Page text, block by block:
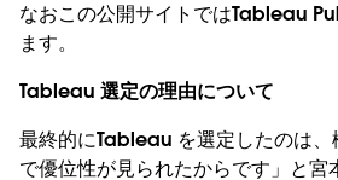
なおこの公開サイトではTableau
ます。
Tableau 選定の理由について
最終的にTableau を選定したのは
で優位性が見られたからです」と宮